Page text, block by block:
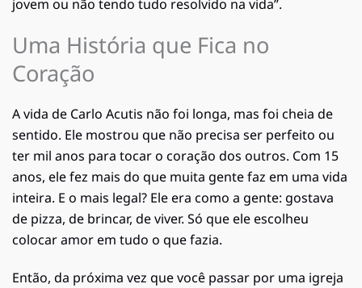
jovem ou não tendo tudo resolvido na vida”.
Uma História que Fica no
Coração
A vida de Carlo Acutis não foi longa, mas foi cheia de
sentido. Ele mostrou que não precisa ser perfeito ou
ter mil anos para tocar o coração dos outros. Com 15
anos, ele fez mais do que muita gente faz em uma vida
inteira. E o mais legal? Ele era como a gente: gostava
de pizza, de brincar, de viver. Só que ele escolheu
colocar amor em tudo o que fazia.
Então, da próxima vez que você passar por uma igreja